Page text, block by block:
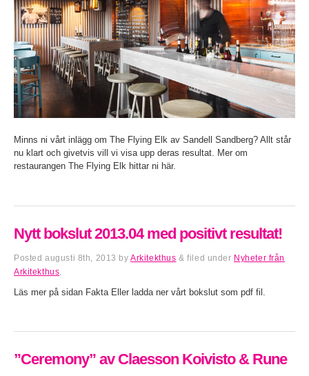
Minns ni vårt inlägg om The Flying Elk av Sandell Sandberg? Allt står
nu klart och givetvis vill vi visa upp deras resultat. Mer om
restaurangen The Flying Elk hittar ni här.
Nytt bokslut 2013.04 med positivt resultat!
Postedaugusti 8th, 2013 byArkitekthus & filed under Nyheter från
Arkitekthus
Läs mer på sidan Fakta Eller ladda ner vårt bokslut som pdf fil.
”Ceremony” av Claesson Koivisto & Rune